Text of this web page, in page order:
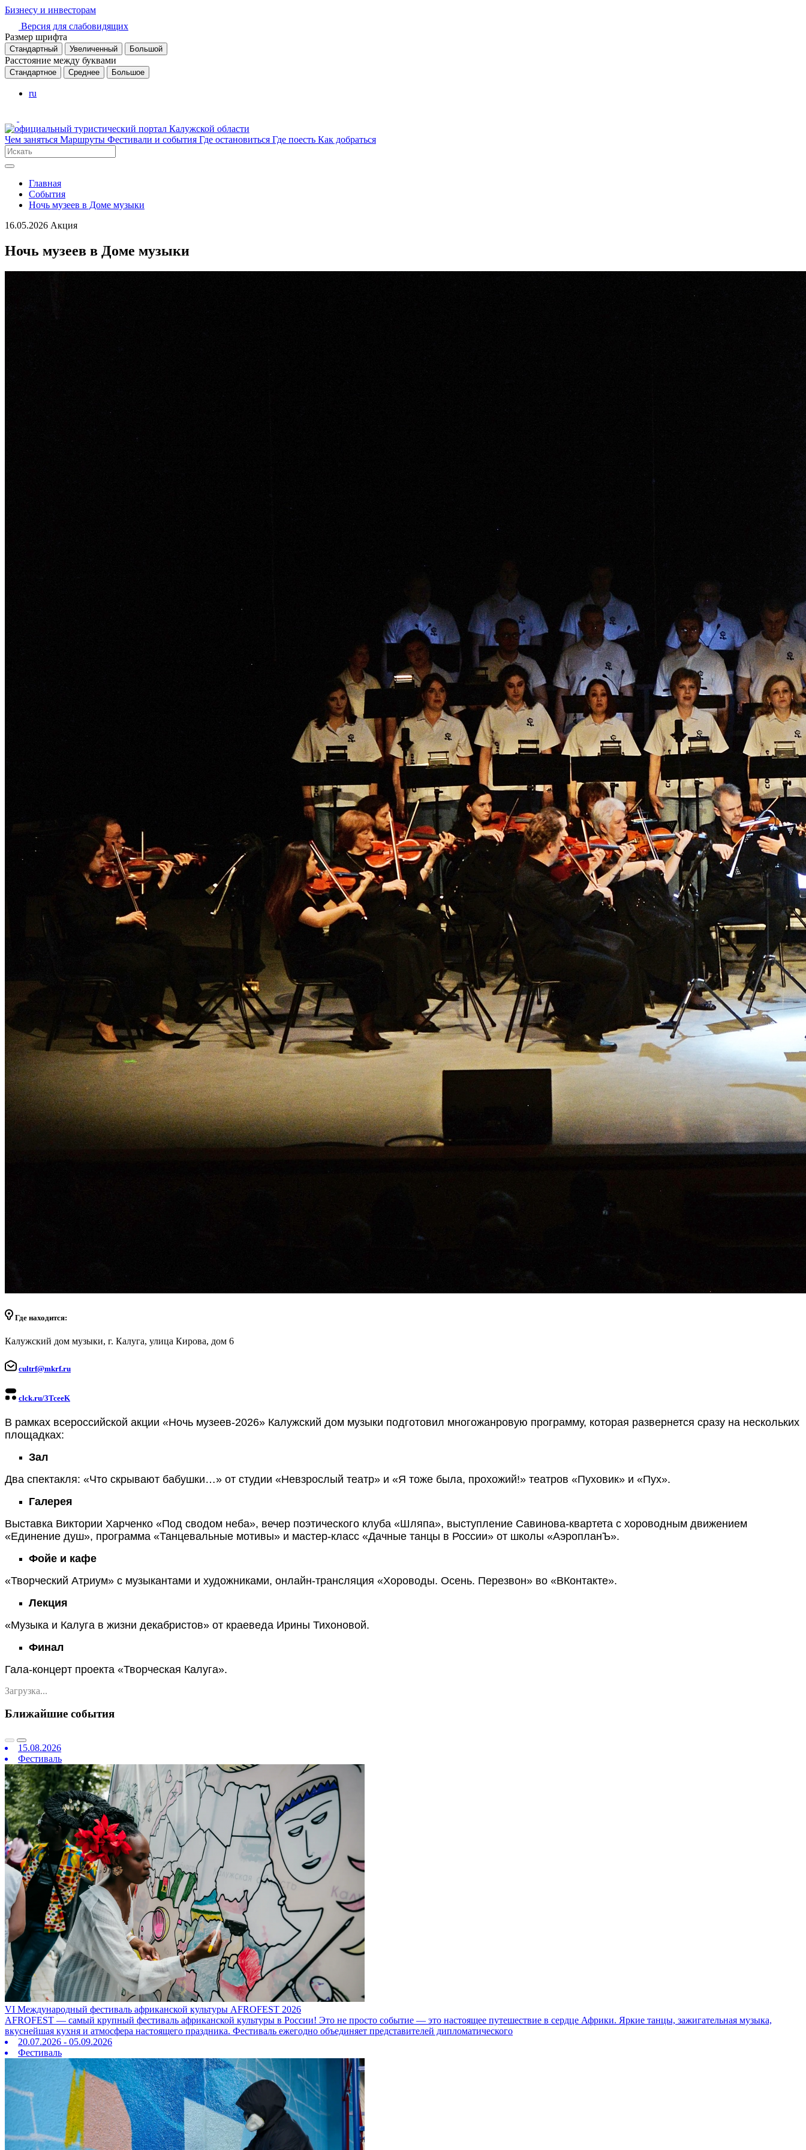
Бизнесу и инвесторам
Версия для слабовидящих
Размер шрифта
Стандартный Увеличенный Большой
Расстояние между буквами
Стандартное Среднее Большое
ru
Чем заняться Маршруты Фестивали и события Где остановиться Где поесть Как добраться
Главная
События
Ночь музеев в Доме музыки
16.05.2026 Акция
Ночь музеев в Доме музыки
Где находится:
Калужский дом музыки, г. Калуга, улица Кирова, дом 6
cultrf@mkrf.ru
clck.ru/3TceeK
В рамках всероссийской акции «Ночь музеев-2026» Калужский дом музыки подготовил многожанровую программу, которая развернется сразу на нескольких
площадках:
Зал
Два спектакля: «Что скрывают бабушки…» от студии «Невзрослый театр» и «Я тоже была, прохожий!» театров «Пуховик» и «Пух».
Галерея
Выставка Виктории Харченко «Под сводом неба», вечер поэтического клуба «Шляпа», выступление Савинова-квартета с хороводным движением
«Единение душ», программа «Танцевальные мотивы» и мастер-класс «Дачные танцы в России» от школы «АэропланЪ».
Фойе и кафе
«Творческий Атриум» с музыкантами и художниками, онлайн-трансляция «Хороводы. Осень. Перезвон» во «ВКонтакте».
Лекция
«Музыка и Калуга в жизни декабристов» от краеведа Ирины Тихоновой.
Финал
Гала-концерт проекта «Творческая Калуга».
Загрузка...
Ближайшие события
15.08.2026
Фестиваль
VI Международный фестиваль африканской культуры AFROFEST 2026
AFROFEST — самый крупный фестиваль африканской культуры в России! Это не просто событие — это настоящее путешествие в сердце Африки. Яркие танцы, зажигательная музыка,
вкуснейшая кухня и атмосфера настоящего праздника. Фестиваль ежегодно объединяет представителей дипломатического
20.07.2026 - 05.09.2026
Фестиваль